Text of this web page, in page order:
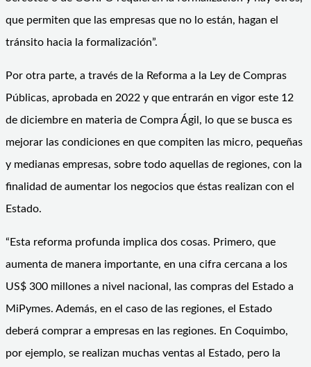
que permiten que las empresas que no lo están, hagan el
tránsito hacia la formalización”.
Por otra parte, a través de la Reforma a la Ley de Compras
Públicas, aprobada en 2022 y que entrarán en vigor este 12
de diciembre en materia de Compra Ágil, lo que se busca es
mejorar las condiciones en que compiten las micro, pequeñas
y medianas empresas, sobre todo aquellas de regiones, con la
finalidad de aumentar los negocios que éstas realizan con el
Estado.
“Esta reforma profunda implica dos cosas. Primero, que
aumenta de manera importante, en una cifra cercana a los
US$ 300 millones a nivel nacional, las compras del Estado a
MiPymes. Además, en el caso de las regiones, el Estado
deberá comprar a empresas en las regiones. En Coquimbo,
por ejemplo, se realizan muchas ventas al Estado, pero la